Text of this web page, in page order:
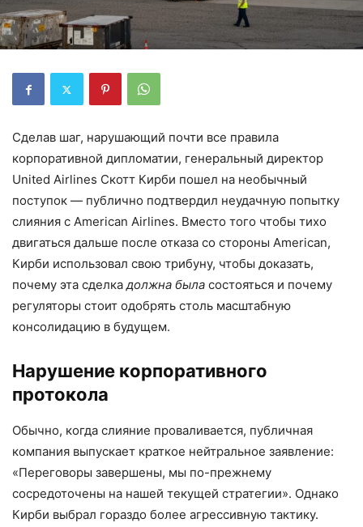
Сделав шаг, нарушающий почти все правила
корпоративной дипломатии, генеральный директор
United Airlines Скотт Кирби пошел на необычный
поступок — публично подтвердил неудачную попытку
слияния с American Airlines. Вместо того чтобы тихо
двигаться дальше после отказа со стороны American,
Кирби использовал свою трибуну, чтобы доказать,
почему эта сделкадолжна была состояться и почему
регуляторы стоит одобрять столь масштабную
консолидацию в будущем.
Нарушение корпоративного
протокола
Обычно, когда слияние проваливается, публичная
компания выпускает краткое нейтральное заявление:
«Переговоры завершены, мы по-прежнему
сосредоточены на нашей текущей стратегии». Однако
Кирби выбрал гораздо более агрессивную тактику.